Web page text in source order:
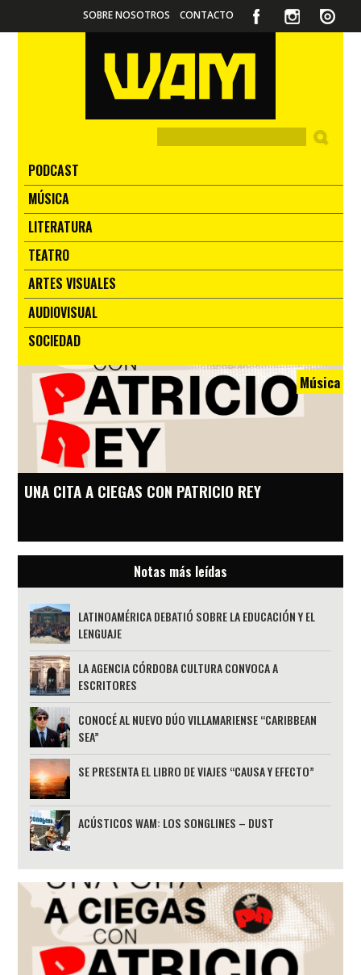
SOBRE NOSOTROS CONTACTO
PODCAST
MÚSICA
LITERATURA
TEATRO
ARTES VISUALES
AUDIOVISUAL
SOCIEDAD
Música
UNA CITA A CIEGAS CON PATRICIO REY
Notas más leídas
LATINOAMÉRICA DEBATIÓ SOBRE LA EDUCACIÓN Y EL
LENGUAJE
LA AGENCIA CÓRDOBA CULTURA CONVOCA A
ESCRITORES
CONOCÉ AL NUEVO DÚO VILLAMARIENSE “CARIBBEAN
SEA”
SE PRESENTA EL LIBRO DE VIAJES “CAUSA Y EFECTO”
ACÚSTICOS WAM: LOS SONGLINES – DUST